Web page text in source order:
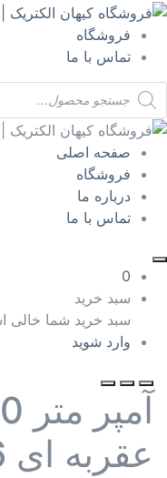
فروشگاه
تماس با ما
Products
search
صفحه اصلی
فروشگاه
درباره ما
تماس با ما
0
سبد خرید
سبد خرید شما خالی
وارد شوید
عقربه ای 96*96 BEW